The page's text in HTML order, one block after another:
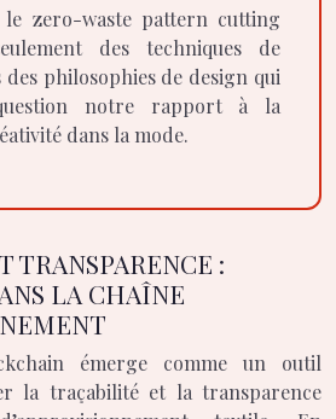
des techniques de
philosophies de design qui
notre rapport à la
dans la mode.
TRANSPARENCE :
LA CHAÎNE
émerge comme un outil
la traçabilité et la transparence